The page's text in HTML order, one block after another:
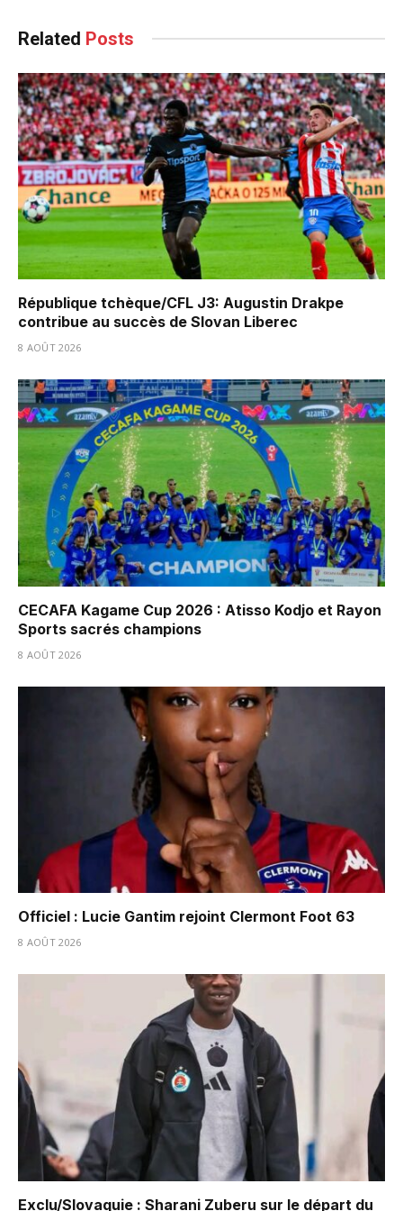
Related Posts
République tchèque/CFL J3: Augustin Drakpe
contribue au succès de Slovan Liberec
8 AOÛT 2026
CECAFA Kagame Cup 2026 : Atisso Kodjo et Rayon
Sports sacrés champions
8 AOÛT 2026
Officiel : Lucie Gantim rejoint Clermont Foot 63
8 AOÛT 2026
Exclu/Slovaquie : Sharani Zuberu sur le départ du